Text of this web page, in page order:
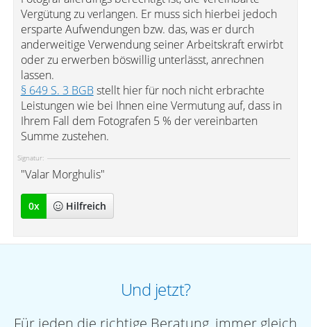
Vergütung zu verlangen. Er muss sich hierbei jedoch
ersparte Aufwendungen bzw. das, was er durch
anderweitige Verwendung seiner Arbeitskraft erwirbt
oder zu erwerben böswillig unterlässt, anrechnen
lassen.
§ 649 S. 3 BGBstellt hier für noch nicht erbrachte
Leistungen wie bei Ihnen eine Vermutung auf, dass in
Ihrem Fall dem Fotografen 5 % der vereinbarten
Summe zustehen.
Signatur:
"Valar Morghulis"
0x Hilfreich
Und jetzt?
Für jeden die richtige Beratung, immer gleich